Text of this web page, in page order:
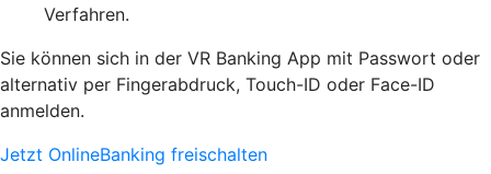
Verfahren.
Sie können sich in der VR Banking App mit Passwort oder
alternativ per Fingerabdruck, Touch-ID oder Face-ID
anmelden.
Jetzt OnlineBanking freischalten